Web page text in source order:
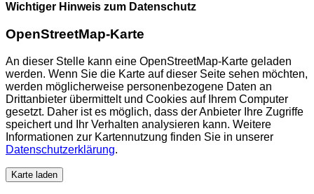
Wichtiger Hinweis zum Datenschutz
OpenStreetMap-Karte
An dieser Stelle kann eine OpenStreetMap-Karte geladen
werden. Wenn Sie die Karte auf dieser Seite sehen möchten,
werden möglicherweise personenbezogene Daten an
Drittanbieter übermittelt und Cookies auf Ihrem Computer
gesetzt. Daher ist es möglich, dass der Anbieter Ihre Zugriffe
speichert und Ihr Verhalten analysieren kann. Weitere
Informationen zur Kartennutzung finden Sie in unserer
Datenschutzerklärung.
Karte laden